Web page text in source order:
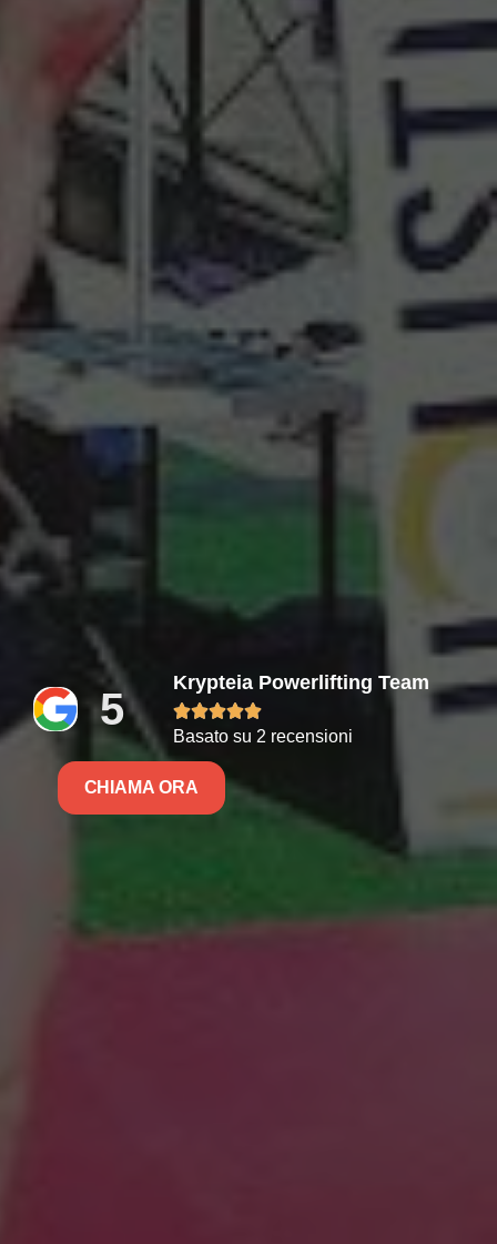
5
Krypteia Powerlifting Team

Basato su 2 recensioni
CHIAMA ORA